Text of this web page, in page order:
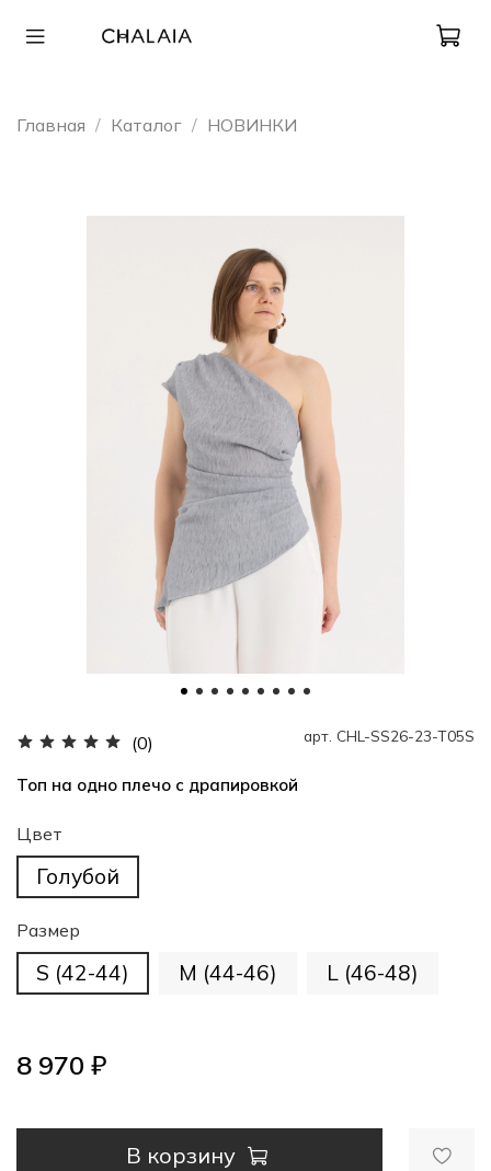
Главная Каталог НОВИНКИ
(0) арт. CHL-SS26-23-T05S
Топ на одно плечо с драпировкой
Цвет
Голубой
Размер
S (42-44) M (44-46) L (46-48)
8 970 ₽
В корзину